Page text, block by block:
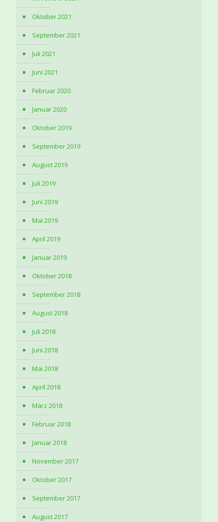
Oktober 2021
September 2021
Juli 2021
Juni 2021
Februar 2020
Januar 2020
Oktober 2019
September 2019
August 2019
Juli 2019
Juni 2019
Mai 2019
April 2019
Januar 2019
Oktober 2018
September 2018
August 2018
Juli 2018
Juni 2018
Mai 2018
April 2018
März 2018
Februar 2018
Januar 2018
November 2017
Oktober 2017
September 2017
August 2017